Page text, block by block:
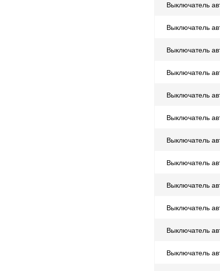
Выключатель
Выключатель
Выключатель
Выключатель
Выключатель
Выключатель
Выключатель
Выключатель
Выключатель
Выключатель
Выключатель
Выключатель